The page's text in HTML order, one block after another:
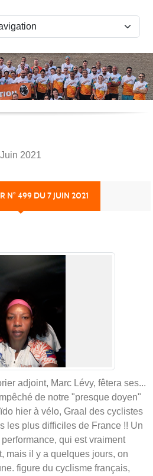
2021
N° 499 DU 7 JUIN 2021
adjoint, Marc Lévy, fêtera ses...
de notre "presque doyen"
hier à vélo, Graal des cyclistes
les plus difficiles de France !! Un
qui est vraiment
mais il y a quelques jours, on
figure du cyclisme français,